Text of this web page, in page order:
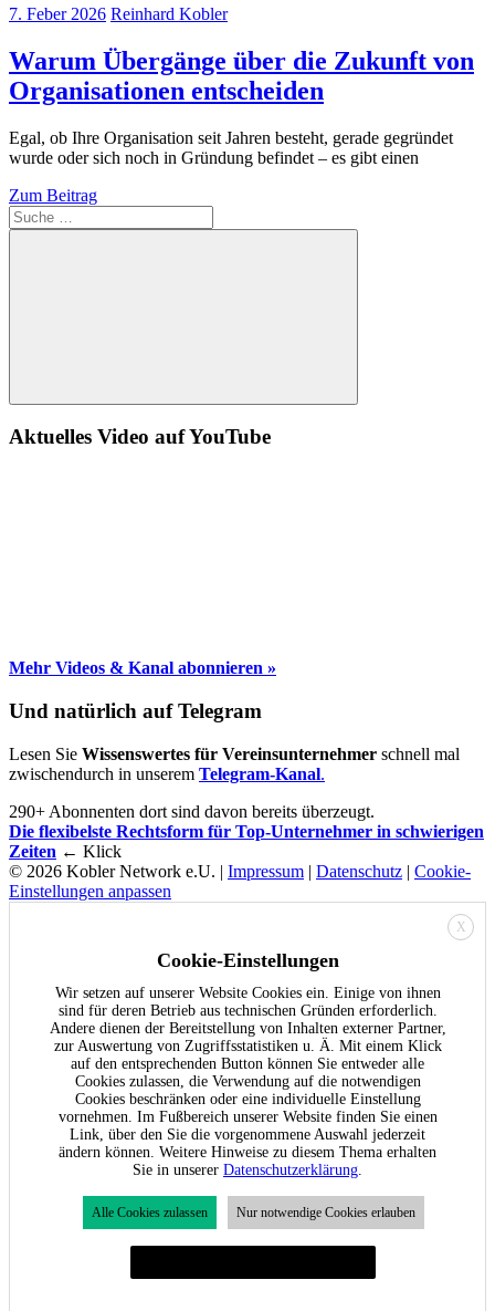
7. Feber 2026 Reinhard Kobler
Warum Übergänge über die Zukunft von
Organisationen entscheiden
Egal, ob Ihre Organisation seit Jahren besteht, gerade gegründet
wurde oder sich noch in Gründung befindet – es gibt einen
Zum Beitrag
Suche
Aktuelles Video auf YouTube
Mehr Videos & Kanal abonnieren »
Und natürlich auf Telegram
Lesen Sie Wissenswertes für Vereinsunternehmer schnell mal
zwischendurch in unserem Telegram-Kanal.
290+ Abonnenten dort sind davon bereits überzeugt.
Die flexibelste Rechtsform für Top-Unternehmer in schwierigen
Zeiten ← Klick
© 2026 Kobler Network e.U. | Impressum | Datenschutz | Cookie-
Einstellungen anpassen
X
Cookie-Einstellungen
Wir setzen auf unserer Website Cookies ein. Einige von ihnen
sind für deren Betrieb aus technischen Gründen erforderlich.
Andere dienen der Bereitstellung von Inhalten externer Partner,
zur Auswertung von Zugriffsstatistiken u. Ä. Mit einem Klick
auf den entsprechenden Button können Sie entweder alle
Cookies zulassen, die Verwendung auf die notwendigen
Cookies beschränken oder eine individuelle Einstellung
vornehmen. Im Fußbereich unserer Website finden Sie einen
Link, über den Sie die vorgenommene Auswahl jederzeit
ändern können. Weitere Hinweise zu diesem Thema erhalten
Sie in unserer Datenschutzerklärung
Alle Cookies zulassen Nur notwendige Cookies erlauben